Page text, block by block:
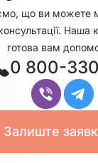
що ви можете
Наша
готова вам
0 800-
Залиште